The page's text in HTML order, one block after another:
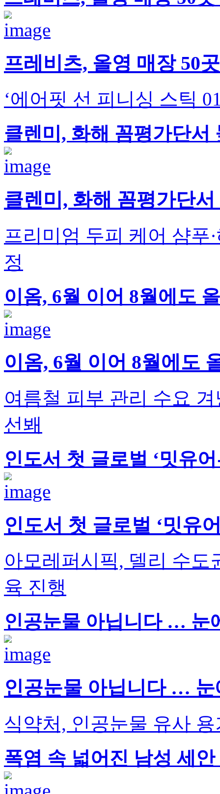
프레비츠, 올영 매장 50
‘에어핏 선 피니싱 스틱
클렌미, 화해 꼼평가단서
클렌미, 화해 꼼평가단
프리미엄 두피 케어 샴푸
정
이옴, 6월 이어 8월에도
이옴, 6월 이어 8월에도
여름철 피부 관리 수요
선봬
인도서 첫 글로벌 ‘밋유
인도서 첫 글로벌 ‘밋유
아모레퍼시픽, 델리 수도
육 진행
인공눈물 아닙니다 … 눈
인공눈물 아닙니다 …
식약처, 인공눈물 유사
폭염 속 넓어진 남성 세